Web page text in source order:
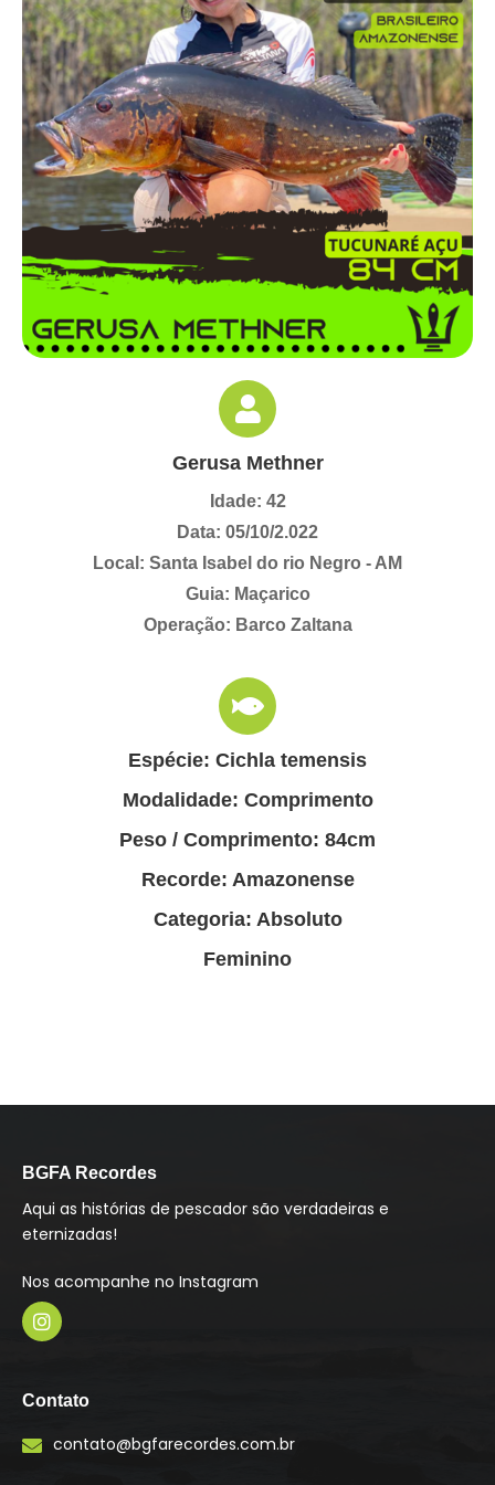
Gerusa Methner
Idade: 42
Data: 05/10/2.022
Local: Santa Isabel do rio Negro - AM
Guia: Maçarico
Operação: Barco Zaltana
Espécie: Cichla temensis
Modalidade: Comprimento
Peso / Comprimento: 84cm
Recorde: Amazonense
Categoria: Absoluto
Feminino
BGFA Recordes
Aqui as histórias de pescador são verdadeiras e
eternizadas!
Nos acompanhe no Instagram
s
t
a
g
Contato
contato@bgfarecordes.com.br